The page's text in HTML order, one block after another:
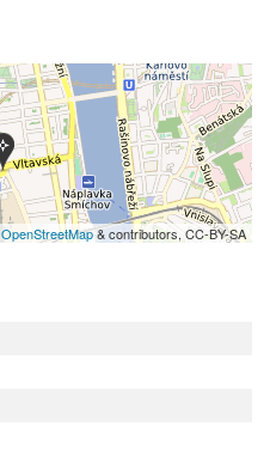
OpenStreetMap& contributors, CC-BY-SA